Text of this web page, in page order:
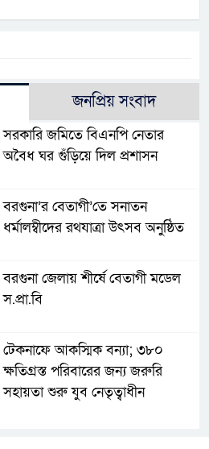
জনপ্রিয় সংবাদ
সরকারি জমিতে বিএনপি নেতার
অবৈধ ঘর গুঁড়িয়ে দিল প্রশাসন
বরগুনা’র বেতাগী’তে সনাতন
ধর্মালম্বীদের রথযাত্রা উৎসব অনুষ্ঠিত
বরগুনা জেলায় শীর্ষে বেতাগী মডেল
স.প্রা.বি
টেকনাফে আকস্মিক বন্যা; ৩৮০
ক্ষতিগ্রস্ত পরিবারের জন্য জরুরি
সহায়তা শুরু যুব নেতৃত্বাধীন